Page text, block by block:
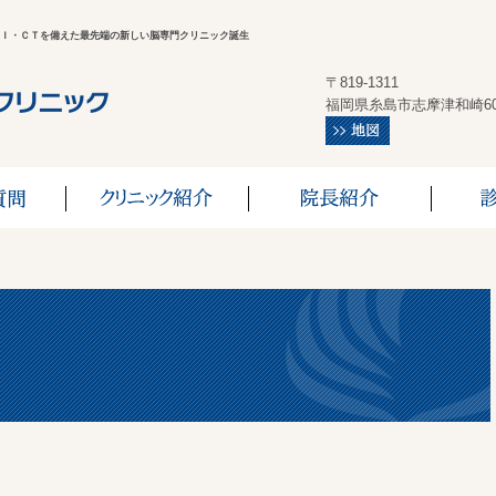
ＣＴを備えた最先端の新しい脳専門クリニック誕生
〒819-1311
福岡県糸島市志摩津和崎